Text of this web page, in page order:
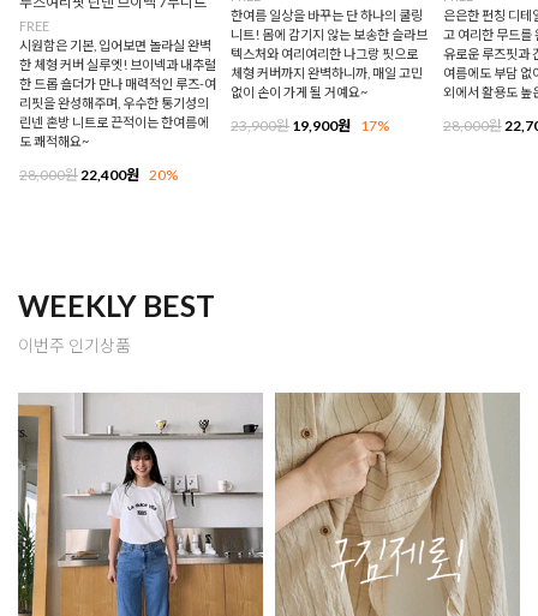
FREE
시원함은 기본, 입어보면 놀라실 완벽
한 체형 커버 실루엣! 브이넥과 내추럴
한 드롭 숄더가 만나 매력적인 루즈-여
리핏을 완성해주며, 우수한 통기성의
린넨 혼방 니트로 끈적이는 한여름에
도 쾌적해요~
28,000원22,400원 20%
한여름 일상을 바꾸는 단 하나의 쿨링
니트! 몸에 감기지 않는 보송한 슬라브
텍스처와 여리여리한 나그랑 핏으로
체형 커버까지 완벽하니까, 매일 고민
없이 손이 가게 될 거예요~
23,900원19,900원 17%
은은한 펀칭 디테
고 여리한 무드를
유로운 루즈핏과
여름에도 부담 없
외에서 활용도 높
28,000원
WEEKLY BEST
이번주 인기상품